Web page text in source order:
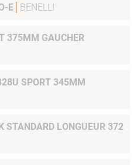
E
BENELLI
375MM GAUCHER
SPORT 345MM